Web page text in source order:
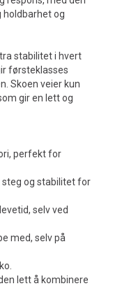
holdbarhet og
stabilitet i hvert
førsteklasses
Skoen veier kun
gir en lett og
perfekt for
steg og stabilitet for
selv ved
med, selv på
lett å kombinere